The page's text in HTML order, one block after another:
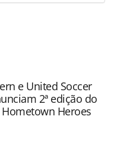
eventos/2024/08/
ao-lado-de-
oferecidas na
pela PANROTAS
brasileira sobre direito
sem autorização da
e United Soccer
2ª edição do
Heroes